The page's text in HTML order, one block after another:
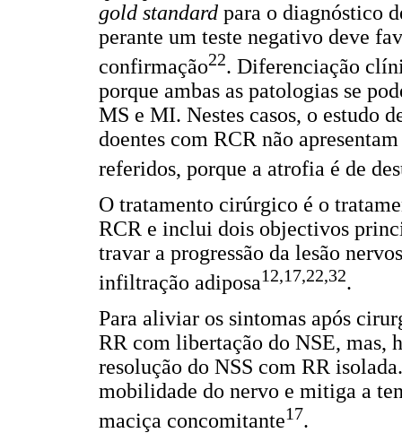
gold standard para o diagnóstico
perante um teste negativo deve
confirmação22. Diferenciação
porque ambas as patologias se
MS e MI. Nestes casos, o estudo
doentes com RCR não
referidos, porque a atrofia é de
O tratamento cirúrgico é o
RCR e inclui dois objectivos
travar a progressão da lesão
infiltração adiposa12,17,22,32.
Para aliviar os sintomas após
RR com libertação do NSE, mas,
resolução do NSS com RR
mobilidade do nervo e mitiga a
maciça concomitante17.